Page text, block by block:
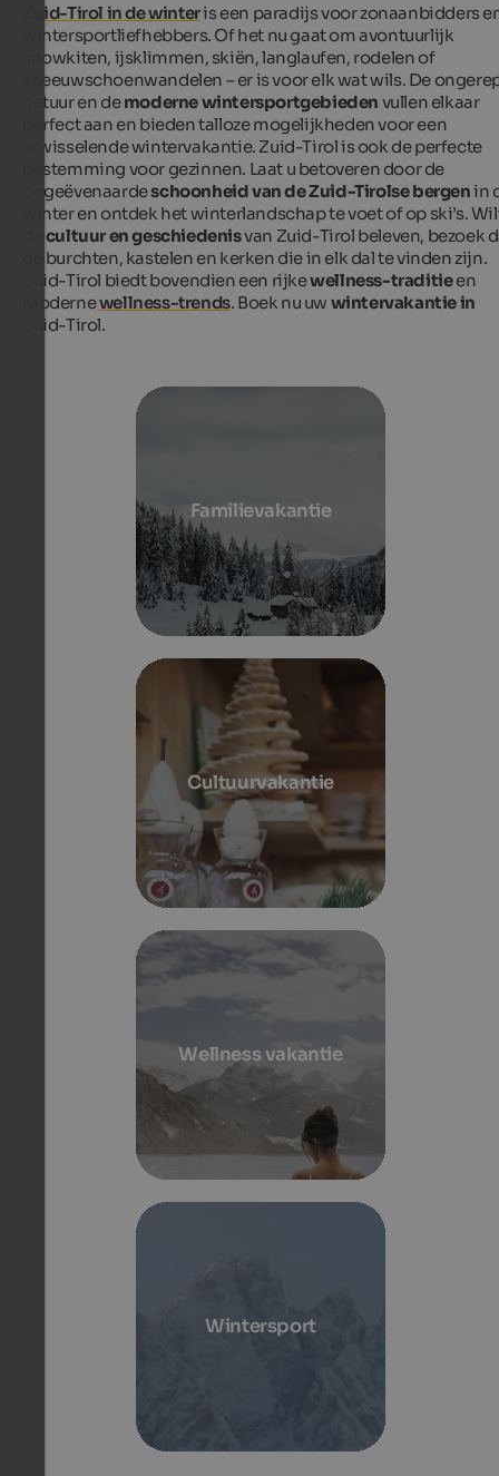
Zuid-Tirol in de winteris een paradijs voor zonaanbidders
wintersportliefhebbers. Of het nu gaat om avontuurlijk
snowkiten, ijsklimmen, skiën, langlaufen, rodelen of
sneeuwschoenwandelen – er is voor elk wat wils. De
natuur en demoderne wintersportgebieden vullen elkaar
perfect aan en bieden talloze mogelijkheden voor een
afwisselende wintervakantie. Zuid-Tirol is ook de perfecte
bestemming voor gezinnen. Laat u betoveren door de
ongeëvenaardeschoonheid van de Zuid-Tirolse bergenin
winter en ontdek het winterlandschap te voet of op ski’s.
cultuur en geschiedenisvan Zuid-Tirol beleven, bezoek
de burchten, kastelen en kerken die in elk dal te vinden zijn.
Zuid-Tirol biedt bovendien een rijkewellness-traditieen
modernewellness-trends. Boek nu uw wintervakantie in
Zuid-Tirol.
Familievakantie
Cultuurvakantie
Wellness vakantie
Wintersport